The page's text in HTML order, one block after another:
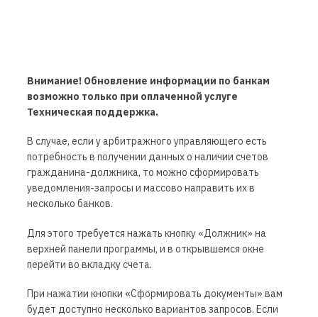
Внимание! Обновление информации по банкам
возможно только при оплаченной услуге
Техническая поддержка.
В случае, если у арбитражного управляющего есть
потребность в получении данных о наличии счетов
гражданина-должника, то можно сформировать
уведомления-запросы и массово направить их в
несколько банков.
Для этого требуется нажать кнопку «Должник» на
верхней панели программы, и в открывшемся окне
перейти во вкладку счета.
При нажатии кнопки «Сформировать документы» вам
будет доступно несколько вариантов запросов. Если